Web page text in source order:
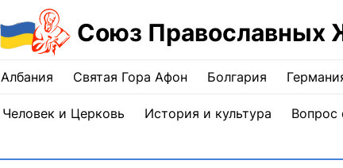
Союз Православных
Албания Святая Гора Афон Болгария
Человек и Церковь История и культура Вопрос